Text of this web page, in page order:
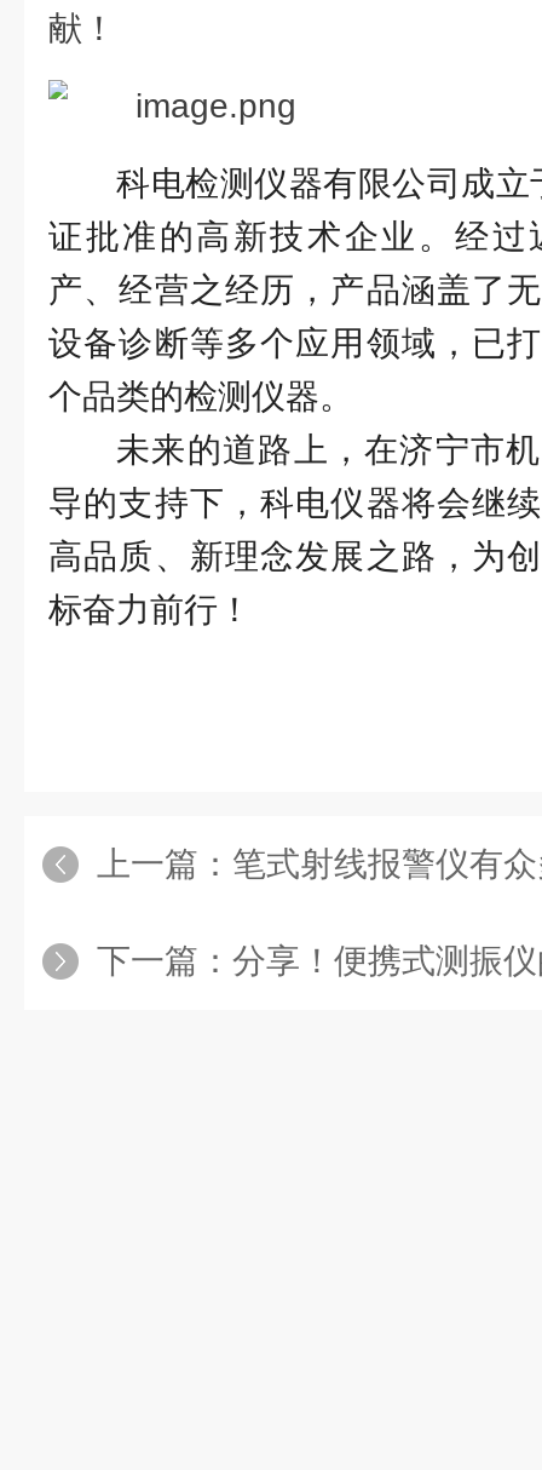
献！
科电检测仪器有限公司成
证批准的高新技术企业。经过
产、经营之经历，产品涵盖了
设备诊断等多个应用领域，已
个品类的检测仪器。
未来的道路上，在济宁市
导的支持下，科电仪器将会继
高品质、新理念发展之路，为
标奋力前行！
上一篇： 笔式射线报警仪有众多
下一篇： 分享！便携式测振